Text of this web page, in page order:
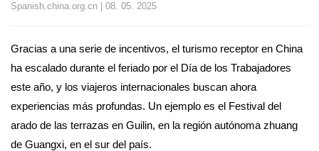
Spanish.china.org.cn 08. 05. 2025
Gracias a una serie de incentivos, el turismo receptor en China
ha escalado durante el feriado por el Día de los Trabajadores
este año, y los viajeros internacionales buscan ahora
experiencias más profundas. Un ejemplo es el Festival del
arado de las terrazas en Guilin, en la región autónoma zhuang
de Guangxi, en el sur del país.